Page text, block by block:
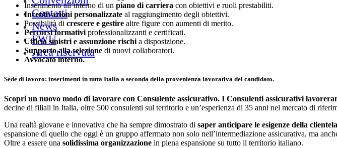
Contatti
News
FWU
Area riservata
Inserimento all’interno di un piano di carriera con obiettivi e ruoli prestabiliti.
Incentivazioni personalizzate al raggiungimento degli obiettivi.
Possibilità di crescere e gestire altre figure con aumenti di merito.
Percorsi formativi professionalizzanti e certificati.
Ufficio sinistri e assunzione rischi a disposizione.
Supporto alla selezione di nuovi collaboratori.
Avvocato interno.
Sede di lavoro: inserimenti in tutta Italia a seconda della provenienza lavorativa del candidato.
Scopri un nuovo modo di lavorare con Consulente assicurativo. I Consulenti assicurativi
decine di filiali in Italia, oltre 500 consulenti sul territorio e un’esperienza di 35 anni nel mercato di
Una realtà giovane e innovativa che ha sempre dimostrato di saper anticipare le esigenze della
espansione di quello che oggi è un gruppo affermato non solo nell’intermediazione assicurativa, ma
Oltre a essere una solidissima organizzazione in piena espansione su tutto il territorio italiano.